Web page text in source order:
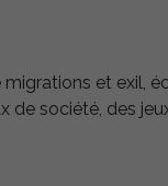
et exil,
société, des